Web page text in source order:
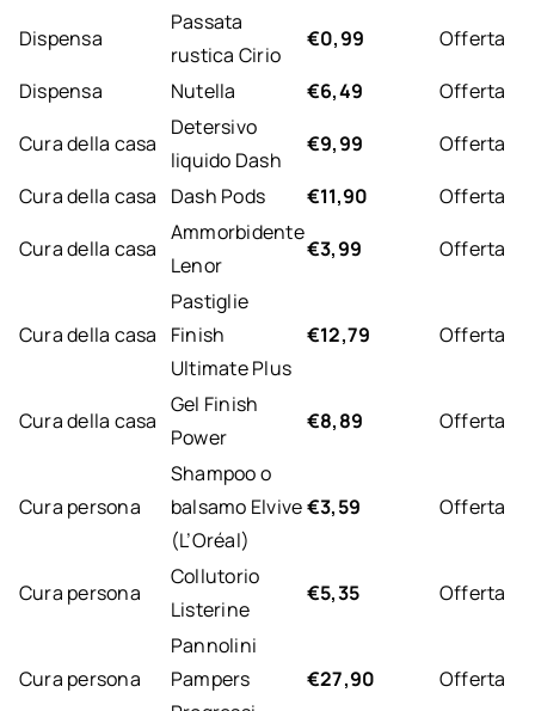
Dispensa
Passata
rustica Cirio
€0,99
Offerta
Dispensa
Nutella €6,49
Offerta
Cura della casa
Detersivo
liquido Dash
€9,99
Offerta
Cura della casa
Dash Pods €11,90
Offerta
Cura della casa
Ammorbidente
Lenor
€3,99 Offerta
Cura della casa
Pastiglie
Finish
Ultimate Plus
€12,79 Offerta
Cura della casa
Gel Finish
Power
€8,89 Offerta
Cura persona
Shampoo o
balsamo Elvive
(L’Oréal)
€3,59 Offerta
Cura persona
Collutorio
Listerine
€5,35 Offerta
Cura persona
Pannolini
Pampers
€27,90 Offerta